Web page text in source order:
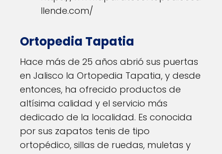
llende.com/
Ortopedia Tapatia
Hace más de 25 años abrió sus puertas
en Jalisco la Ortopedia Tapatia, y desde
entonces, ha ofrecido productos de
altísima calidad y el servicio más
dedicado de la localidad. Es conocida
por sus zapatos tenis de tipo
ortopédico, sillas de ruedas, muletas y